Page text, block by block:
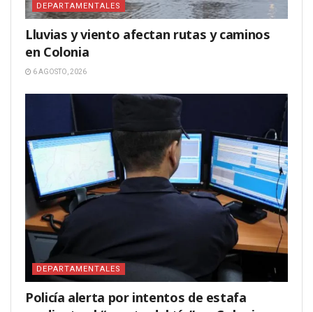
DEPARTAMENTALES
Lluvias y viento afectan rutas y caminos
en Colonia
6 AGOSTO, 2026
DEPARTAMENTALES
Policía alerta por intentos de estafa